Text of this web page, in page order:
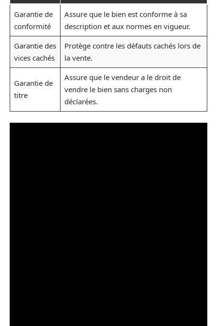
Garantie de
conformité
Assure que le bien est conforme à sa
description et aux normes en vigueur.
Garantie des
vices cachés
Protège contre les défauts cachés lors de
la vente.
Garantie de
titre
Assure que le vendeur a le droit de
vendre le bien sans charges non
déclarées.